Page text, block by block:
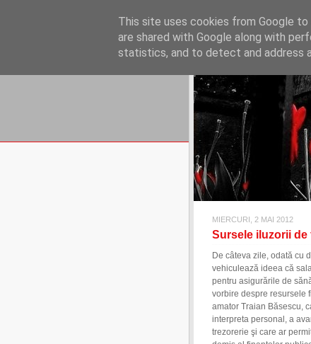
REFLECŢII
blog de reflecţii, informaţii şi
MIERCURI, 2 MAI 2012
Sursele iluzorii
De câteva zile, odată cu
vehiculează ideea că
pentru asigurările de
vorbire despre resursele
amator Traian Băsescu,
interpreta personal, a
trezorerie şi care ar
This site uses cookies from Google
are shared with Google along with
statistics, and to detect and address